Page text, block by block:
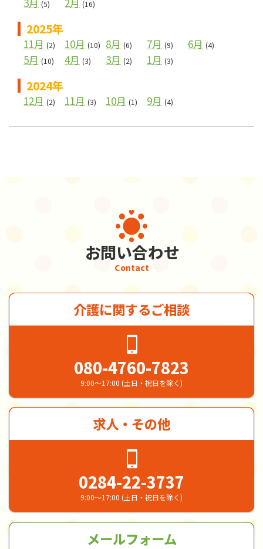
(5) (16)
2025年
11月 (2) 10月 (10) 8月 (6) 7月 (9) 6月 (4)
5月 (10) 4月 (3) 3月 (2) 1月 (3)
2024年
12月 (2) 11月 (3) 10月 (1) 9月 (4)
お問い合わせ
Contact
介護に関するご相談
080-4760-7823
9:00～17:00 (土日・祝日を除く)
求人・その他
0284-22-3737
9:00～17:00 (土日・祝日を除く)
メールフォーム